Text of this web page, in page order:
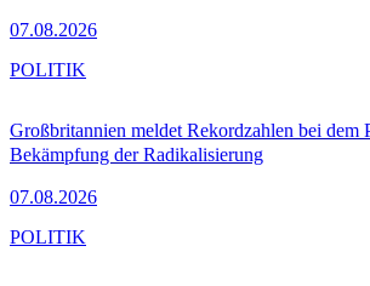
07.08.2026
Großbritannien meldet Rekordzahlen bei dem
Bekämpfung der Radikalisierung
07.08.2026
POLITIK
POLITIK